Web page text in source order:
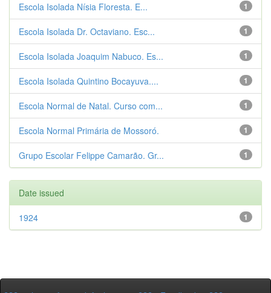
1
Escola Isolada Nísia Floresta. E...
1
Escola Isolada Dr. Octaviano. Esc...
1
Escola Isolada Joaquim Nabuco. Es...
1
Escola Isolada Quintino Bocayuva....
1
Escola Normal de Natal. Curso com...
1
Escola Normal Primária de Mossoró.
1
Grupo Escolar Felippe Camarão. Gr...
Date issued
1
1924